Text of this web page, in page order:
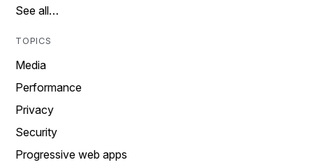
See all…
TOPICS
Media
Performance
Privacy
Security
Progressive web apps